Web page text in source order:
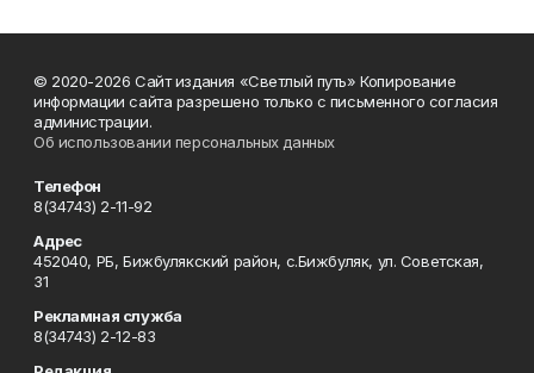
© 2020-2026 Сайт издания «Светлый путь» Копирование
информации сайта разрешено только с письменного согласия
администрации.
Об использовании персональных данных
Телефон
8(34743) 2-11-92
Адрес
452040, РБ, Бижбулякский район, с.Бижбуляк, ул. Советская,
31
Рекламная служба
8(34743) 2-12-83